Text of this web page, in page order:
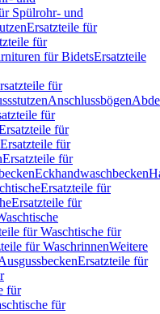
Spülrohr- und
Ersatzteile für
für
für BidetsErsatzteile
für
Anschlussbögen
für
für
Ersatzteile für
Ersatzteile für
Eckhandwaschbecken
Ersatzteile für
Ersatzteile für
für Waschtische für
für WaschrinnenWeitere
Ersatzteile für
für
für